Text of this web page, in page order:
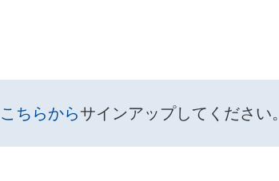
こちらからサインアップしてください。